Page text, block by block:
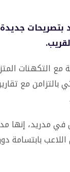
مع التكهنات
مع
في مدريد، إنها
بابتسامة